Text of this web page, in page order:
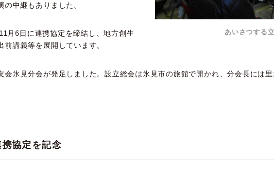
あいさつする
中継もありました。
月6日に連携協定を締結し、地方創生
講義等を展開しています。
会氷見分会が発足しました。設立総会は氷見市の旅館で開かれ、分会長には里
協定を記念